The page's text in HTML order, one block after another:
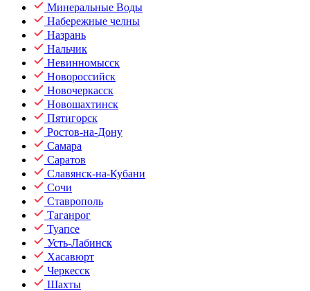
Минеральные Воды
Набережные челны
Назрань
Нальчик
Невинномысск
Новороссийск
Новочеркасск
Новошахтинск
Пятигорск
Ростов-на-Дону
Самара
Саратов
Славянск-на-Кубани
Сочи
Ставрополь
Таганрог
Туапсе
Усть-Лабинск
Хасавюрт
Черкесск
Шахты